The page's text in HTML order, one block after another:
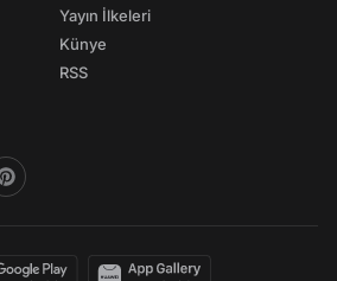
Yayın İlkeleri
Künye
RSS